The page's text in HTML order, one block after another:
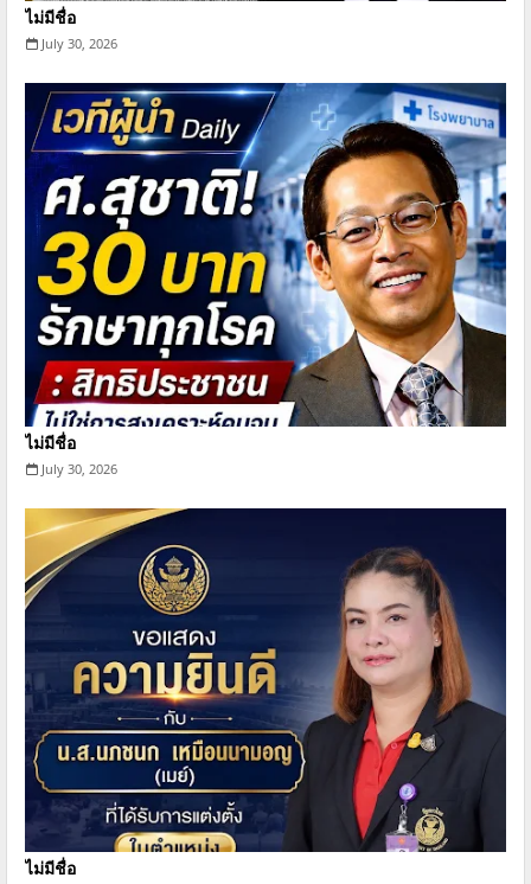
ไม่มีชื่อ
July 30, 2026
ไม่มีชื่อ
July 30, 2026
ไม่มีชื่อ